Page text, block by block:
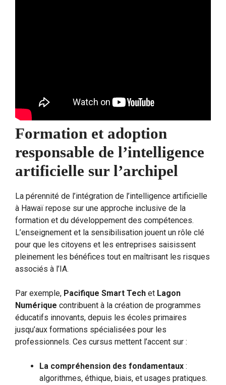
Formation et adoption
responsable de l’intelligence
artificielle sur l’archipel
La pérennité de l’intégration de l’intelligence artificielle
à Hawaï repose sur une approche inclusive de la
formation et du développement des compétences.
L’enseignement et la sensibilisation jouent un rôle clé
pour que les citoyens et les entreprises saisissent
pleinement les bénéfices tout en maîtrisant les risques
associés à l’IA.
Par exemple, Pacifique Smart Tech et Lagon
Numérique contribuent à la création de programmes
éducatifs innovants, depuis les écoles primaires
jusqu’aux formations spécialisées pour les
professionnels. Ces cursus mettent l’accent sur :
La compréhension des fondamentaux :
algorithmes, éthique, biais, et usages pratiques.